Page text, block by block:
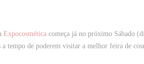
Expocosmética começa já no próximo Sábado
a tempo de poderem visitar a melhor feira de